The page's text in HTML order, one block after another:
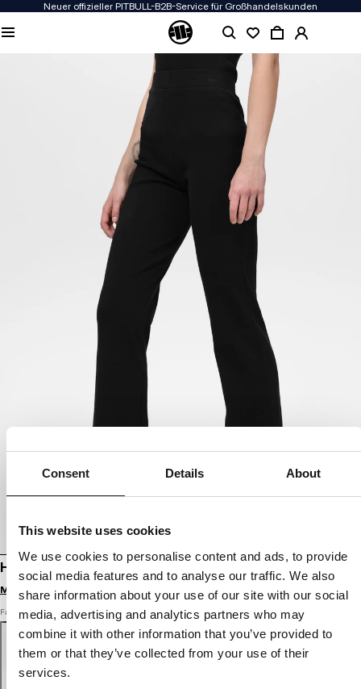
Consent Details About
This website uses cookies
We use cookies to personalise content and ads, to provide
social media features and to analyse our traffic. We also
share information about your use of our site with our social
media, advertising and analytics partners who may
combine it with other information that you’ve provided to
them or that they’ve collected from your use of their
services.
Neuer offizieller PITBULL-B2B-Service für Großhandelskunden
HOSE FLARE RIPP LAYLA
Melde dich an, um Preise zu sehen
Farbe: schwarz